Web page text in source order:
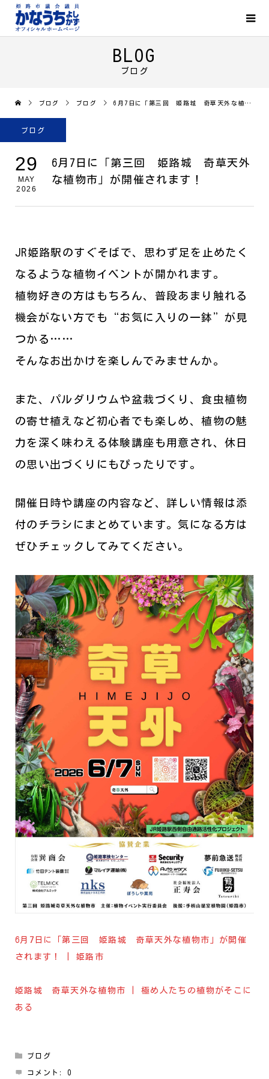
BLOG
ブログ
ブログ ブログ 6月7日に「第三回 姫路城 奇草天外な植物市」が開催されます！
ブログ
29
MAY
2026
6月7日に「第三回 姫路城 奇草天外
な植物市」が開催されます！
JR姫路駅のすぐそばで、思わず足を止めたく
なるような植物イベントが開かれます。
植物好きの方はもちろん、普段あまり触れる
機会がない方でも“お気に入りの一鉢”が見
つかる……
そんなお出かけを楽しんでみませんか。
また、パルダリウムや盆栽づくり、食虫植物
の寄せ植えなど初心者でも楽しめ、植物の魅
力を深く味わえる体験講座も用意され、休日
の思い出づくりにもぴったりです。
開催日時や講座の内容など、詳しい情報は添
付のチラシにまとめています。気になる方は
ぜひチェックしてみてください。
6月7日に「第三回 姫路城 奇草天外な植物市」が開催
されます！ | 姫路市
姫路城 奇草天外な植物市 | 極め人たちの植物がそこに
ある
ブログ
コメント:0